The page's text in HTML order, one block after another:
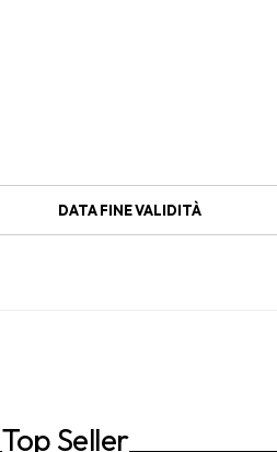
DATA FINE VALIDITÀ
Top Seller